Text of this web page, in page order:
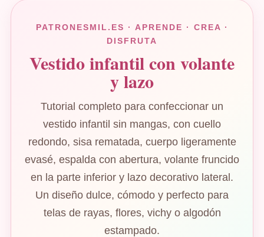
PATRONESMIL.ES · APRENDE · CREA ·
DISFRUTA
Vestido infantil con volante
y lazo
Tutorial completo para confeccionar un
vestido infantil sin mangas, con cuello
redondo, sisa rematada, cuerpo ligeramente
evasé, espalda con abertura, volante fruncido
en la parte inferior y lazo decorativo lateral.
Un diseño dulce, cómodo y perfecto para
telas de rayas, flores, vichy o algodón
estampado.